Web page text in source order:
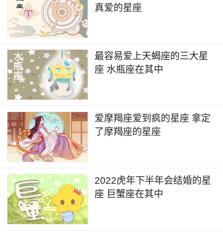
真爱的星座
最容易爱上天蝎座的三大星
座 水瓶座在其中
爱摩羯座爱到疯的星座 拿定
了摩羯座的星座
2022虎年下半年会结婚的星
座 巨蟹座在其中